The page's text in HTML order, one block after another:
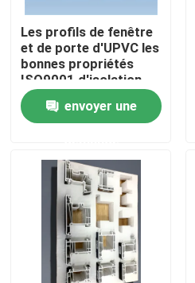
Contrôle de qualité
Contactez-nous
Profils de porte d'UPVC
Profils de fenêtre d'UPVC
Les profils de fenêtre
et de porte d'UPVC les
bonnes propriétés
ISO9001 d'isolation
thermique approuvées
envoyer une